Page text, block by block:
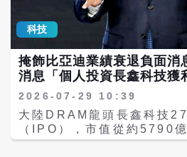
SpaceX主導的星鏈已成全
通信系統，而中國正試圖建
案。 《金融時報》指出，中國正在同步提升衛
星製造能力，打造高度自動
未來每年可生產4100至
數年前大幅提升。CSIS認
署能力可能成為未來太空競
方憂商業航太與軍事融合
生態」 除商業競爭，美國更關注中國商業航太
與政府、軍方之間的關係
announcement of an
humanoid robots,
spokeswoman Mao
Wednesday that
to take necessary
resolutely safeguard
rights and interests of
pic.twitter.com/
Daily (@ChinaDaily)
國外交部發言人毛寧在周
Solution）」營運模式，採
車無人」的編隊行駛方式，
商業營運效率，率先在中國
商業運行。 目前，卡爾動力已在內蒙古鄂爾多
斯、新疆及華北等多個地區
貨運網絡，累積數千萬公里
並取得多項自動駕駛商業化
流的高度成熟度。鄂爾多斯
佳發展環境，為中國大陸
科技
掩飾比亞迪業績衰退負面
消息「個人投資長鑫科技獲
2026-07-29 10:39
大陸DRAM龍頭長鑫科技
（IPO），市值從約5790
暴增至3.3兆至3.6兆元。